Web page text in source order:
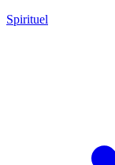
Spirituel